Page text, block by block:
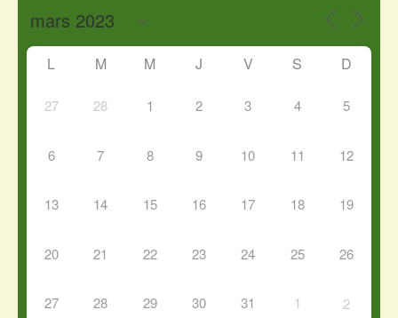
L M M J V S D
27 28 1 2 3 4 5
6 7 8 9 10 11 12
13 14 15 16 17 18 19
20 21 22 23 24 25 26
27 28 29 30 31 1 2